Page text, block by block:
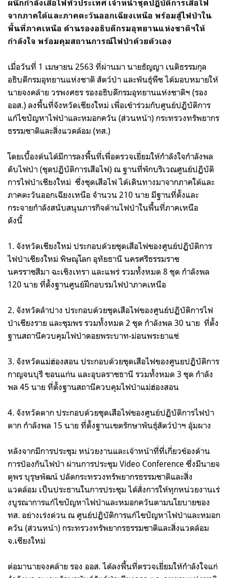
ผนึกกำลังเสือไฟทั่วประเทศ เจ้าหน้าชุดปฎิบัติการเสือไฟ
จากภาคใต้และภาคตะวันออกเฉียงเหนือ พร้อมสู้ไฟป่าใน
พื้นที่ภาคเหนือ ด้านรองอธิบดีกรมอุทยานแห่งชาติฯให้
กำลังใจ พร้อมคุมสถานการณ์ไฟป่าด้วยตัวเอง
เมื่อวันที่ 1 เมษายน​ 2563​ ที่ผ่านมา นาย​ธัญ​ญา​ เนติ​ธรรม​กุล​
อธิบดีกรมอุทยานแห่งชาติ สัตว์ป่า และพันธุ์พืช ได้​มอบหมาย​ให้​
นาย​จง​คล้าย​ ว​ร​พงศธร​ รอง​อธิบดีกรมอุทยานแห่งชาติฯ (รอง
ออส.) ลง​พื้นที่​จังหวัด​เชียงใหม่​ เพื่อเข้า​ร่วม​กับ​ศูนย์​ปฏิบัติการ​
แก้ไข​ปัญหา​ไฟป่า​และ​หมอก​ควัน​ (ส่วน​หน้า​)​ กระทรวง​ทรัพยากร​
ธรรมชาติ​และ​สิ่ง​แวดล้อม ​(ทส.)
โดยเบื้องต้นได้มีการลงพื้นที่เพื่อ​ตรวจ​เยี่ยม​ให้​กำ​ลัง​ใจ​กำ​ลัง​พล​
ดับ​ไฟป่า ​(ชุด​ปฏิบัติการ​เสือ​ไฟ)​ ณ​ ฐาน​ที่​พัก​บริเวณ​ศูนย์​ปฏิบัติ
การ​ไฟป่า​เชียงใหม่ ซึ่งชุดเสือไฟ ได้​เดินทาง​มา​จาก​ภาค​ใต้​และ​
ภาค​ตะวันออกเฉียงเหนือ จำนวน 210 นาย​ มีฐานที่ตั้งและ
กระจายกำลังสนับสนุนภารกิจด้านไฟป่าในพื้นที่ภาคเหนือ
ดังนี้
1. จังหวัด​เชียงใหม่​ ประกอบด้วยชุดเสือไฟ​ของศูน​ย์ปฏิบัติการ​
ไฟป่าเชียงใหม่ พิษณุโลก​ อุทัยธานี​ นครศรี​ธรรมราช​
นครราชสีมา​ ฉะเชิงเทรา​ และแพร่​ รวมทั้งหมด 8 ชุด​ กำลังพล
120 นาย​ ที่ตั้งฐานศูนย์​ฝึกอบรม​ไฟป่า​ภาคเหนือ​
2. จังหวัด​ลำปาง​ ประกอบด้วย​ชุดเสือไฟของ​ศูนย์​ปฏิบัติการ​ไฟ
ป่า​เชียงราย และชุมพร​ รวมทั้ง​หมด​ 2 ชุด​ กำลัง​พล 30 นาย​ ที่ตั้ง
ฐาน​สถานีควบคุม​ไฟป่า​ดอยพระบาท-ม่อนพระยาแช่
3. จังหวัด​แม่ฮ่องสอน​ ประกอบ​ด้วยชุด​เสือไฟ​ของศูน​ย​ปฏิบัติการ​
กาญจนบุรี​ ขอนแก่น​ และอุบลราชธานี​ รวมทั้ง​หมด​ 3 ชุด​ กำลัง
พล ​45 นาย​ ที่ตั้ง​ฐาน​สถานี​ควบคุม​ไฟป่า​แม่ฮ่องสอน​
4. จังหวัด​ตาก​ ประกอบด้วย​ชุด​เสือไฟ​ของ​ศูนย์​ปฏิบัติการ​ไฟป่า​
ตาก​ กำลัง​พล ​15 นาย​ ที่ตั้ง​ฐานเขตรักษาพันธุ์​สัตว์ป่าฯ อุ้ม​ผาง
หลังจากมีการประชุม หน่วยงานและเจ้าหน้าที่ที่เกี่ยวข้องด้าน
การป้องกันไฟป่า ผ่านการ​ประชุม​ Video Conference ซึ่ง​มี​นาย​จ​
ตุ​พร​ บุรุษ​พัฒน​์​ ปลัดกระทรวงทรัพยากรธรรมชาติและสิ่ง
แวดล้อม ​เป็นประธาน​ในการประชุม ได้สั่งการให้ทุกหน่วยงานเร่
งบูรณาการแก้ไขปัญหา​ไฟป่า​และ​หมอก​ควัน​ตามนโยบายของ
ทส. อย่างเร่งด่วน ณ​ ศูนย์​ปฏิบัติการ​แก้ไข​ปัญหา​ไฟป่า​และ​หมอก​
ควัน​ (ส่วน​หน้า​)​ กระทรวง​​ทรัพยากร​ธรรมชาติ​และ​สิ่ง​แวดล้อม​
จ.เชียงใหม่​
ต่อมานายจงคล้าย รอง​ ออส.​ ได้​ลง​พื้นที่​ตรวจ​เยี่ยมให้กำ​ลัง​ใจ​แก่​